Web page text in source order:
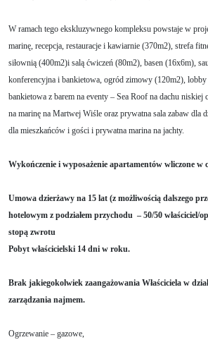
W ramach tego ekskluzywnego kompleksu powstaje w
marinę, recepcja, restauracje i kawiarnie (370m2), strefa
siłownią (400m2)i salą ćwiczeń (80m2), basen (16x6m),
konferencyjna i bankietowa, ogród zimowy (120m2), lobby
bankietowa z barem na eventy – Sea Roof na dachu
na marinę na Martwej Wiśle oraz prywatna sala zabaw dla
dla mieszkańców i gości i prywatna marina na jachty.
Wykończenie i wyposażenie apartamentów wliczone w
Umowa dzierżawy na 15 lat (z możliwością dalszego
hotelowym z podziałem przychodu – 50/50 właściciel/
stopą zwrotu
Pobyt właścicielski 14 dni w roku.
Brak jakiegokolwiek zaangażowania Właściciela w
zarządzania najmem.
Ogrzewanie – gazowe,